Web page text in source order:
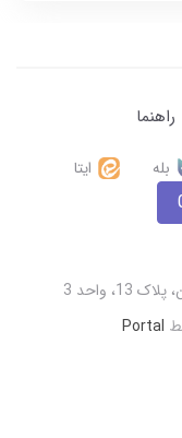
راهنما
بله ایتا
Portal
واحد 3